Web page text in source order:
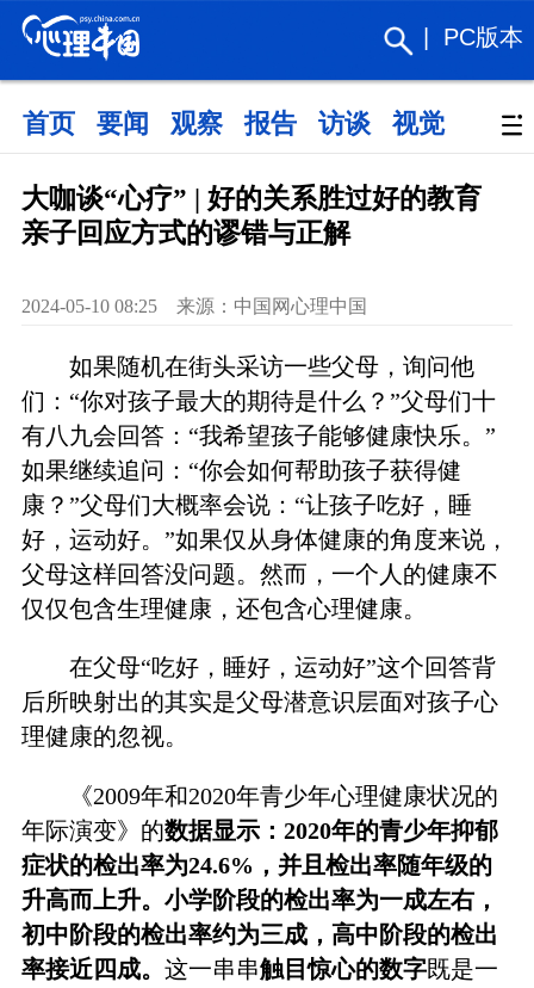
PC版本
首页 要闻 观察 报告 访谈 视觉 政策
大咖谈“心疗” | 好的关系胜过好的教育
亲子回应方式的谬错与正解
2024-05-10 08:25 来源：中国网心理中国
如果随机在街头采访一些父母，询问他
们：“你对孩子最大的期待是什么？”父母们十
有八九会回答：“我希望孩子能够健康快乐。”
如果继续追问：“你会如何帮助孩子获得健
康？”父母们大概率会说：“让孩子吃好，睡
好，运动好。”如果仅从身体健康的角度来说，
父母这样回答没问题。然而，一个人的健康不
仅仅包含生理健康，还包含心理健康。
在父母“吃好，睡好，运动好”这个回答背
后所映射出的其实是父母潜意识层面对孩子心
理健康的忽视。
《2009年和2020年青少年心理健康状况的
年际演变》的数据显示：2020年的青少年抑郁
症状的检出率为24.6%，并且检出率随年级的
升高而上升。小学阶段的检出率为一成左右，
初中阶段的检出率约为三成，高中阶段的检出
率接近四成。 这一串串触目惊心的数字既是一